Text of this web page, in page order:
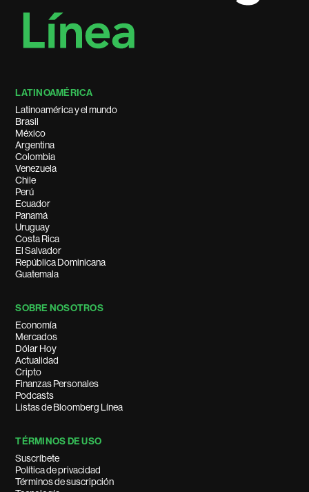
LATINOAMÉRICA
Latinoamérica y el mundo
Brasil
México
Argentina
Colombia
Venezuela
Chile
Perú
Ecuador
Panamá
Uruguay
Costa Rica
El Salvador
República Dominicana
Guatemala
SOBRE NOSOTROS
Economía
Mercados
Dólar Hoy
Actualidad
Cripto
Finanzas Personales
Podcasts
Listas de Bloomberg Línea
TÉRMINOS DE USO
Suscríbete
Política de privacidad
Términos de suscripción